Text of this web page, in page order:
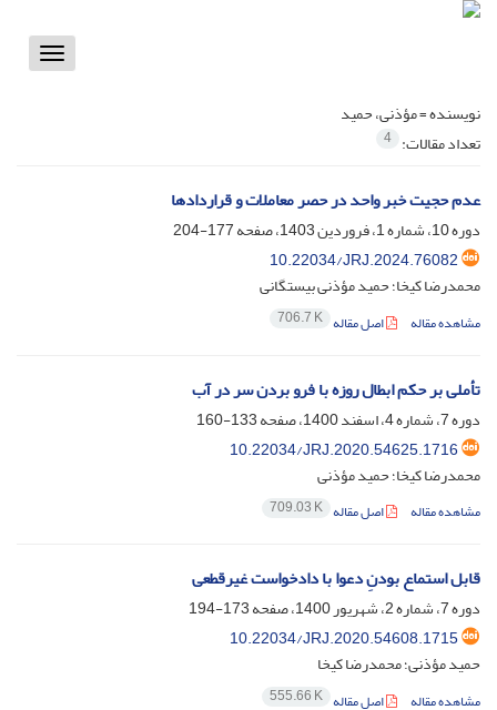
Toggle
نویسنده =مؤذنی، حمید
تعداد مقالات: 4
عدم حجیت خبر واحد در حصر معاملات و قراردادها
دوره 10، شماره 1، فروردین 1403، صفحه
177-204
10.22034/JRJ.2024.76082
محمدرضا کیخا؛ حمید مؤذنی بیستگانی
مشاهده مقاله اصل مقاله 706.7 K
تأملی بر حکم ابطال روزه با فرو بردن سر در آب
دوره 7، شماره 4، اسفند 1400، صفحه
133-160
10.22034/JRJ.2020.54625.1716
محمدرضا کیخا؛ حمید مؤذنی
مشاهده مقاله اصل مقاله 709.03 K
قابل استماع بودنِ دعوا با دادخواست غیرقطعی
دوره 7، شماره 2، شهریور 1400، صفحه
173-194
10.22034/JRJ.2020.54608.1715
حمید مؤذنی؛ محمدرضا کیخا
مشاهده مقاله اصل مقاله 555.66 K